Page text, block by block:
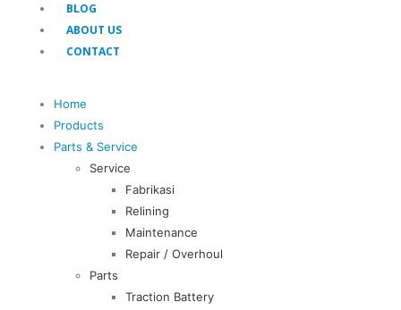
BLOG
ABOUT US
CONTACT
Home
Products
Parts & Service
Service
Fabrikasi
Relining
Maintenance
Repair / Overhoul
Parts
Traction Battery